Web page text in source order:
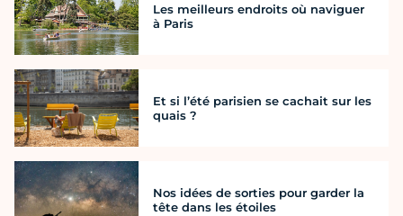
Les meilleurs endroits où naviguer
à Paris
Et si l’été parisien se cachait sur les
quais ?
Nos idées de sorties pour garder la
tête dans les étoiles